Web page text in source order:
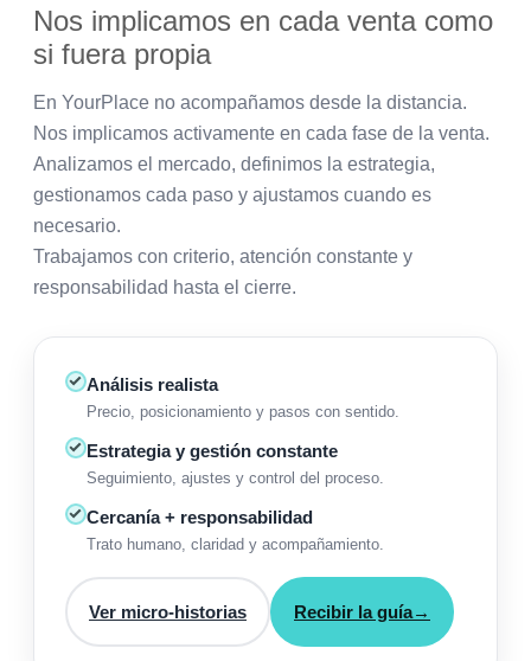
Nos implicamos en cada venta como
si fuera propia
En YourPlace no acompañamos desde la distancia.
Nos implicamos activamente en cada fase de la venta.
Analizamos el mercado, definimos la estrategia,
gestionamos cada paso y ajustamos cuando es
necesario.
Trabajamos con criterio, atención constante y
responsabilidad hasta el cierre.
Análisis realista
Precio, posicionamiento y pasos con sentido.
Estrategia y gestión constante
Seguimiento, ajustes y control del proceso.
Cercanía + responsabilidad
Trato humano, claridad y acompañamiento.
Ver micro-historias Recibir la guía→